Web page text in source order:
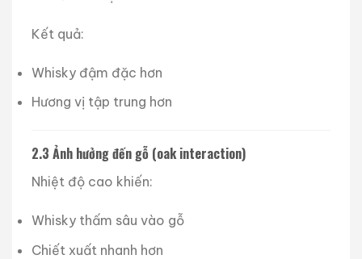
Kết quả:
Whisky đậm đặc hơn
Hương vị tập trung hơn
2.3 Ảnh hưởng đến gỗ (oak interaction)
Nhiệt độ cao khiến:
Whisky thấm sâu vào gỗ
Chiết xuất nhanh hơn